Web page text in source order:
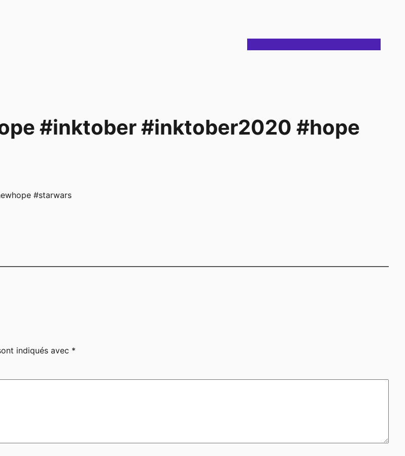
#inktober #inktober2020 #hope
#starwars
indiqués avec *